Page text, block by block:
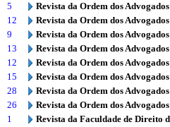
5
Revista da Ordem dos Advogados
12
Revista da Ordem dos Advogados
9
Revista da Ordem dos Advogados
13
Revista da Ordem dos Advogados
12
Revista da Ordem dos Advogados
15
Revista da Ordem dos Advogados
28
Revista da Ordem dos Advogados
26
Revista da Ordem dos Advogados
1
Revista da Faculdade de Direito